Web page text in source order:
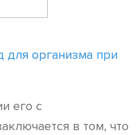
для организма при
его с
в том, что